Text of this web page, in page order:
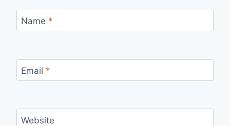
Name *
Email *
Website